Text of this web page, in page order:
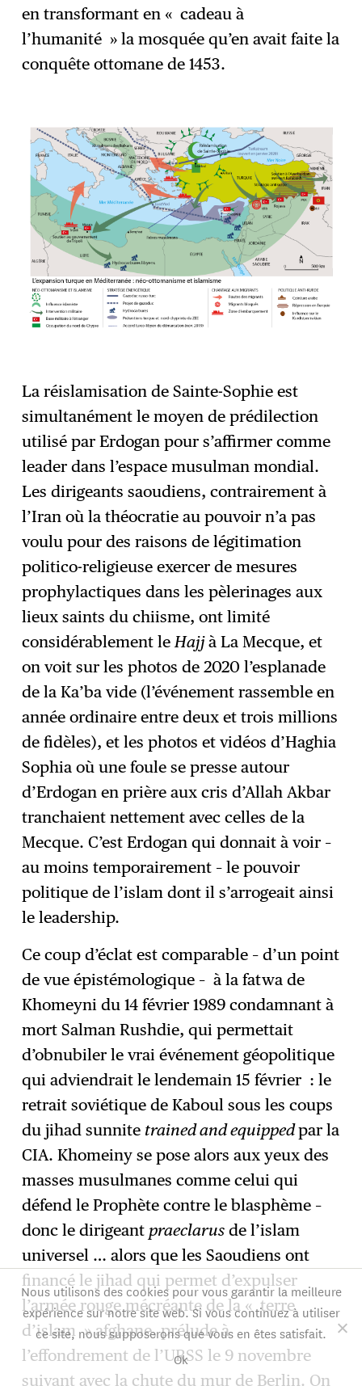
en transformant en « cadeau à
l’humanité » la mosquée qu’en avait faite la
conquête ottomane de 1453.
La réislamisation de Sainte-Sophie est
simultanément le moyen de prédilection
utilisé par Erdogan pour s’affirmer comme
leader dans l’espace musulman mondial.
Les dirigeants saoudiens, contrairement à
l’Iran où la théocratie au pouvoir n’a pas
voulu pour des raisons de légitimation
politico-religieuse exercer de mesures
prophylactiques dans les pèlerinages aux
lieux saints du chiisme, ont limité
considérablement le Hajjà La Mecque, et
on voit sur les photos de 2020 l’esplanade
de la Ka’ba vide (l’événement rassemble en
année ordinaire entre deux et trois millions
de fidèles), et les photos et vidéos d’Haghia
Sophia où une foule se presse autour
d’Erdogan en prière aux cris d’Allah Akbar
tranchaient nettement avec celles de la
Mecque. C’est Erdogan qui donnait à voir –
au moins temporairement – le pouvoir
politique de l’islam dont il s’arrogeait ainsi
le leadership.
Ce coup d’éclat est comparable – d’un point
de vue épistémologique – à la fatwa de
Khomeyni du 14 février 1989 condamnant à
mort Salman Rushdie, qui permettait
d’obnubiler le vrai événement géopolitique
qui adviendrait le lendemain 15 février : le
retrait soviétique de Kaboul sous les coups
du jihad sunnite trained and equippedpar la
CIA. Khomeiny se pose alors aux yeux des
masses musulmanes comme celui qui
défend le Prophète contre le blasphème –
donc le dirigeant praeclarus de l’islam
universel … alors que les Saoudiens ont
financé le jihad qui permet d’expulser
l’armée rouge mécréante de la « terre
d’islam » afghane, prélude à
l’effondrement de l’URSS le 9 novembre
suivant avec la chute du mur de Berlin. On
Nous utilisons des cookies pour vous garantir la meilleure
expérience sur notre site web. Si vous continuez à utiliser
ce site, nous supposerons que vous en êtes satisfait.
Ok